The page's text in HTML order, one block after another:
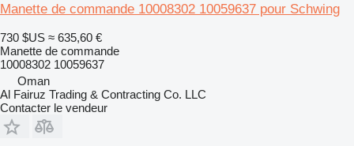
Manette de commande 10008302 10059637 pour Schwing
730 $US ≈ 635,60 €
Manette de commande
10008302 10059637
Oman
Al Fairuz Trading & Contracting Co. LLC
Contacter le vendeur